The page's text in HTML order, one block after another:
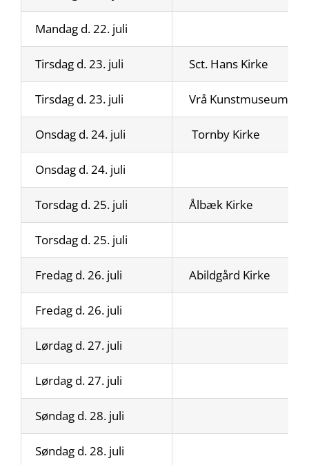
Mandag d. 22. juli
Tirsdag d. 23. juli Sct. Hans Kirke
Tirsdag d. 23. juli Vrå Kunstmuseum
Onsdag d. 24. juli Tornby Kirke
Onsdag d. 24. juli
Torsdag d. 25. juli Ålbæk Kirke
Torsdag d. 25. juli
Fredag d. 26. juli Abildgård Kirke
Fredag d. 26. juli
Lørdag d. 27. juli
Lørdag d. 27. juli
Søndag d. 28. juli
Søndag d. 28. juli